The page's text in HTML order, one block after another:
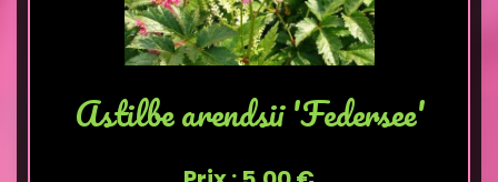
Astilbe arendsii 'Federsee'